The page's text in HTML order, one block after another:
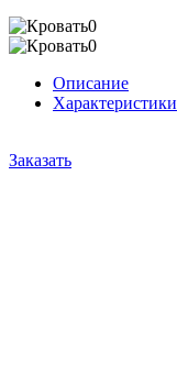
Описание
Характеристики
Заказать